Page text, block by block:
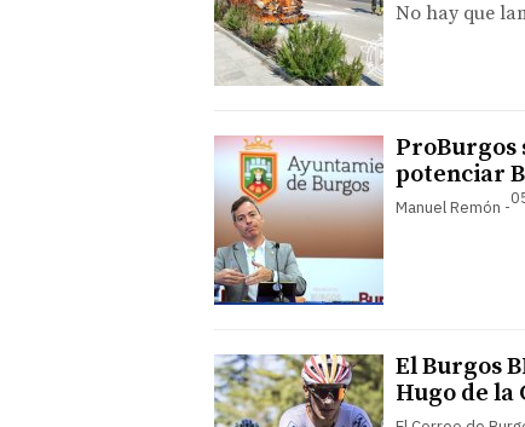
No hay que
ProBurgos
potenciar
Manuel Remón
El Burgos
Hugo de la